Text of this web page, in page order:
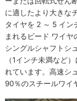
に適したより大きな
タイヤを 2 ～ 5 イン
まれるビード ワイ
シングルシャフトシ
（1インチ未満など
れています。高速シ
90％のスチールワイ